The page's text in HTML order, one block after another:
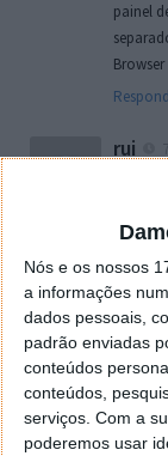
Nós e os nossos
a informações
dados pessoais,
padrão enviadas
conteúdos
conteúdos,
serviços. Com a
poderemos usar
painel
rui
o
tentei
firefox
Vítor